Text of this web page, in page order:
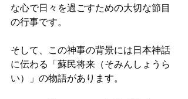
な心で日々を過ごすための大切な節目
の行事です。
そして、この神事の背景には日本神話
に伝わる「蘇民将来（そみんしょうら
い）」の物語があります。